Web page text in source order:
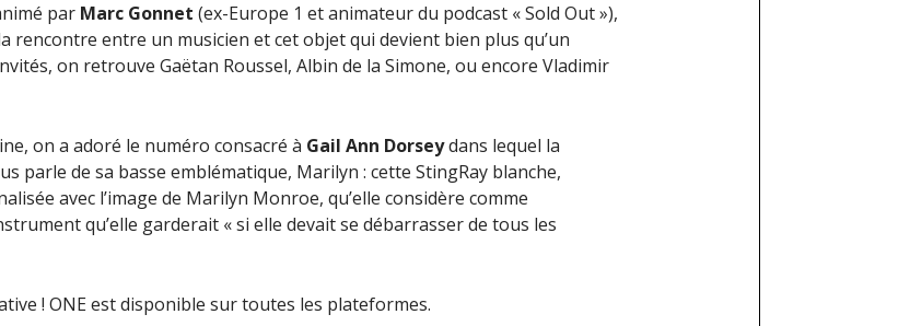
par Marc Gonnet (ex-Europe 1 et animateur du podcast « Sold Out »),
rencontre entre un musicien et cet objet qui devient bien plus qu’un
on retrouve Gaëtan Roussel, Albin de la Simone, ou encore Vladimir
on a adoré le numéro consacré à Gail Ann Dorseydans lequel la
parle de sa basse emblématique, Marilyn : cette StingRay blanche,
avec l’image de Marilyn Monroe, qu’elle considère comme
qu’elle garderait « si elle devait se débarrasser de tous les
! ONE est disponible sur toutes les plateformes.